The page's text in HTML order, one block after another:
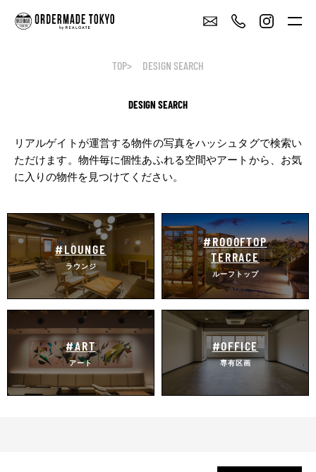
TOP DESIGN SEARCH
DESIGN SEARCH
リアルゲイトが運営する物件の写真をハッシュタグで検索い
ただけます。 物件毎に個性あふれる空間やアートから、お気
に入りの物件を見つけてください。
#LOUNGE
ラウンジ
#ROOOFTOP
TERRACE
ルーフトップ
#ART
アート
#OFFICE
専有区画